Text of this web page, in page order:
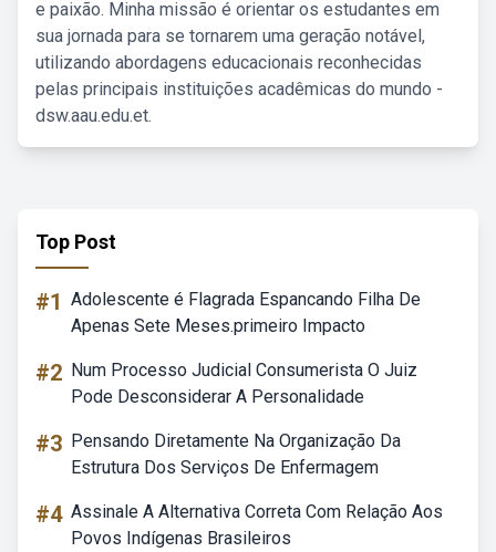
e paixão. Minha missão é orientar os estudantes em
sua jornada para se tornarem uma geração notável,
utilizando abordagens educacionais reconhecidas
pelas principais instituições acadêmicas do mundo -
dsw.aau.edu.et.
Top Post
#1 Adolescente é Flagrada Espancando Filha De
Apenas Sete Meses.primeiro Impacto
#2 Num Processo Judicial Consumerista O Juiz
Pode Desconsiderar A Personalidade
#3 Pensando Diretamente Na Organização Da
Estrutura Dos Serviços De Enfermagem
#4 Assinale A Alternativa Correta Com Relação Aos
Povos Indígenas Brasileiros